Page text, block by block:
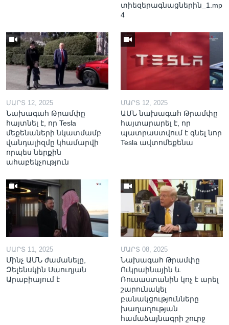
տիեզերագնացներին_1.mp
4
ՄԱՐՏ 12, 2025
Նախագահ Թրամփը
հայտնել է, որ Tesla
մեքենաների նկատմամբ
վանդալիզմը կհամարվի
որպես ներքին
ահաբեկչություն
ՄԱՐՏ 12, 2025
ԱՄՆ նախագահ Թրամփը
հայտարարել է, որ
պատրաստվում է գնել նոր
Tesla ավտոմեքենա
ՄԱՐՏ 11, 2025
Մինչ ԱՄՆ ժամանելը,
Զելենսկին Սաուդյան
Արաբիայում է
ՄԱՐՏ 08, 2025
Նախագահ Թրամփը
Ուկրաինային և
Ռուսաստանին կոչ է արել
շարունակել
բանակցությունները
խաղաղության
համաձայնագրի շուրջ